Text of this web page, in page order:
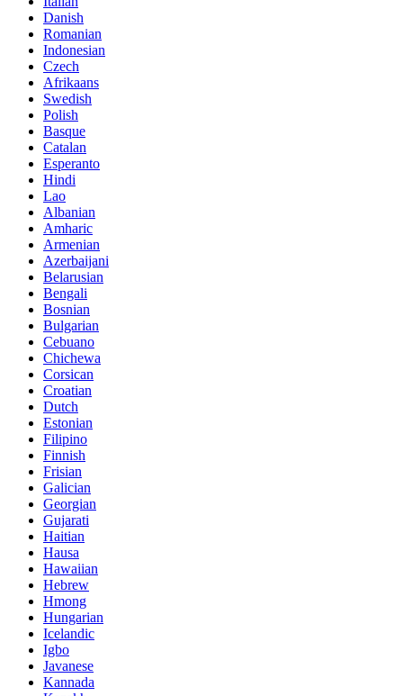
Danish
Romanian
Indonesian
Czech
Afrikaans
Swedish
Polish
Basque
Catalan
Esperanto
Hindi
Lao
Albanian
Amharic
Armenian
Azerbaijani
Belarusian
Bengali
Bosnian
Bulgarian
Cebuano
Chichewa
Corsican
Croatian
Dutch
Estonian
Filipino
Finnish
Frisian
Galician
Georgian
Gujarati
Haitian
Hausa
Hawaiian
Hebrew
Hmong
Hungarian
Icelandic
Igbo
Javanese
Kannada